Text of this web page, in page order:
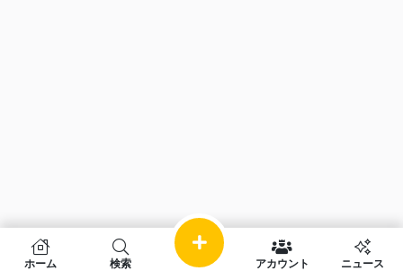
ホーム 検索 アカウント ニュース